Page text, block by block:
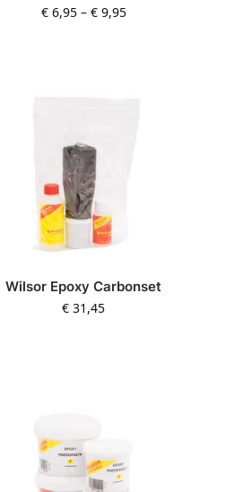
€6,95– €9,95
Wilsor Epoxy Carbonset
€ 31,45